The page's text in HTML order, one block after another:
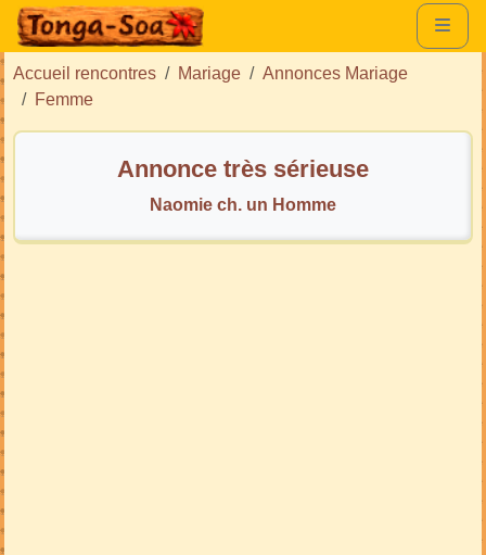
Accueil rencontres Mariage
Annonces Mariage
Femme
Annonce très sérieuse
Naomie ch. un Homme